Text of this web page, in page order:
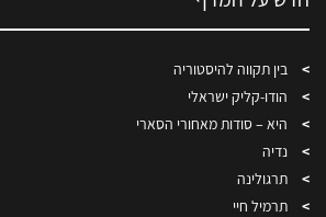
בין תקווה להיסטוריה
הודו-קליק ישראלי
היא – סודות מאחורי הסארי
נדיה
תרגולינה
תרמיל חיי